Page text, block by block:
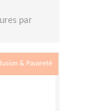
par
& Pauvreté